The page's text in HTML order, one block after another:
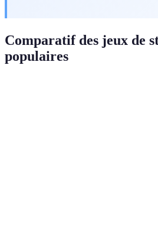
Comparatif des jeux de
populaires